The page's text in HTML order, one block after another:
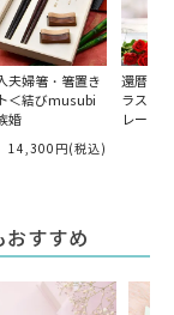
夫婦箸・箸置き
＜結びmusubi
婚
14,300円(税込)
還暦祝
ラスフ
レート」
おすすめ